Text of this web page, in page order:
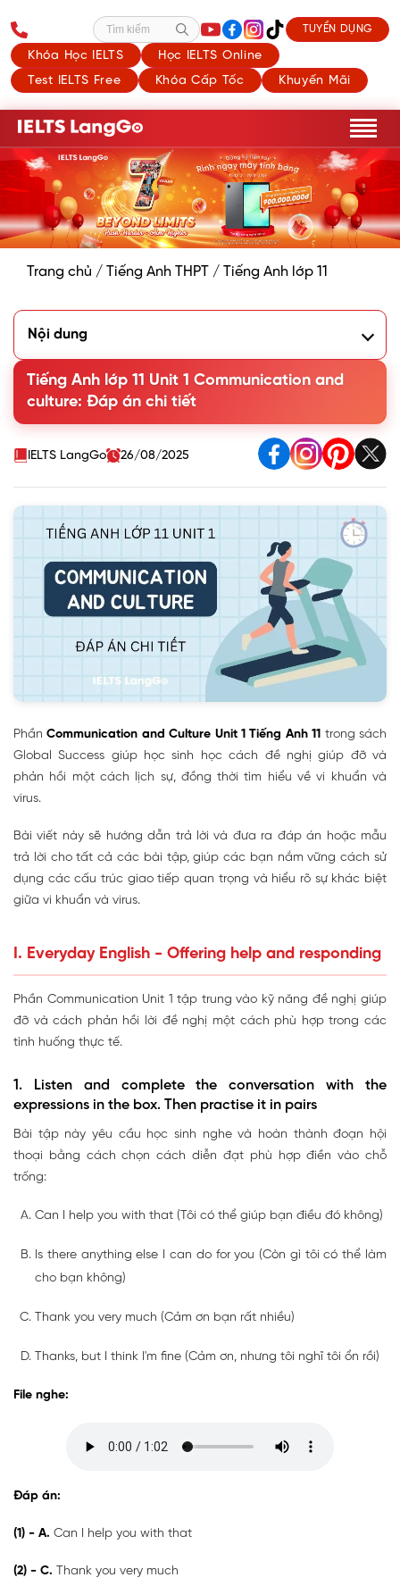
Khóa Học IELTS
Học IELTS Online
Test IELTS Free
Khóa Cấp Tốc Khuyến Mãi
Tìm kiếm TUYỂN DỤNG
Trang chủ / Tiếng Anh THPT / Tiếng Anh lớp 11
Nội dung
1. Listen and complete the conversation with the
expressions in the box. Then practise it in pairs
II. Culture - Bacteria and Viruses
Tiếng Anh lớp 11 Unit 1 Communication and
culture: Đáp án chi tiết
IELTS LangGo 26/08/2025
PhầnCommunication and Culture Unit 1 Tiếng Anh 11 trong sách
Global Success giúp học sinh học cách đề nghị giúp đỡ và
phản hồi một cách lịch sự, đồng thời tìm hiểu về vi khuẩn và
virus.
Bài viết này sẽ hướng dẫn trả lời và đưa ra đáp án hoặc mẫu
trả lời cho tất cả các bài tập, giúp các bạn nắm vững cách sử
dụng các cấu trúc giao tiếp quan trọng và hiểu rõ sự khác biệt
giữa vi khuẩn và virus.
I. Everyday English - Offering help and responding
Phần Communication Unit 1 tập trung vào kỹ năng đề nghị giúp
đỡ và cách phản hồi lời đề nghị một cách phù hợp trong các
tình huống thực tế.
1. Listen and complete the conversation with the
expressions in the box. Then practise it in pairs
Bài tập này yêu cầu học sinh nghe và hoàn thành đoạn hội
thoại bằng cách chọn cách diễn đạt phù hợp điền vào chỗ
trống:
Can I help you with that (Tôi có thể giúp bạn điều đó không)
Is there anything else I can do for you (Còn gì tôi có thể làm
cho bạn không)
Thank you very much (Cảm ơn bạn rất nhiều)
Thanks, but I think I'm fine (Cảm ơn, nhưng tôi nghĩ tôi ổn rồi)
File nghe:
Đáp án:
(1) - A. Can I help you with that
(2) - C. Thank you very much